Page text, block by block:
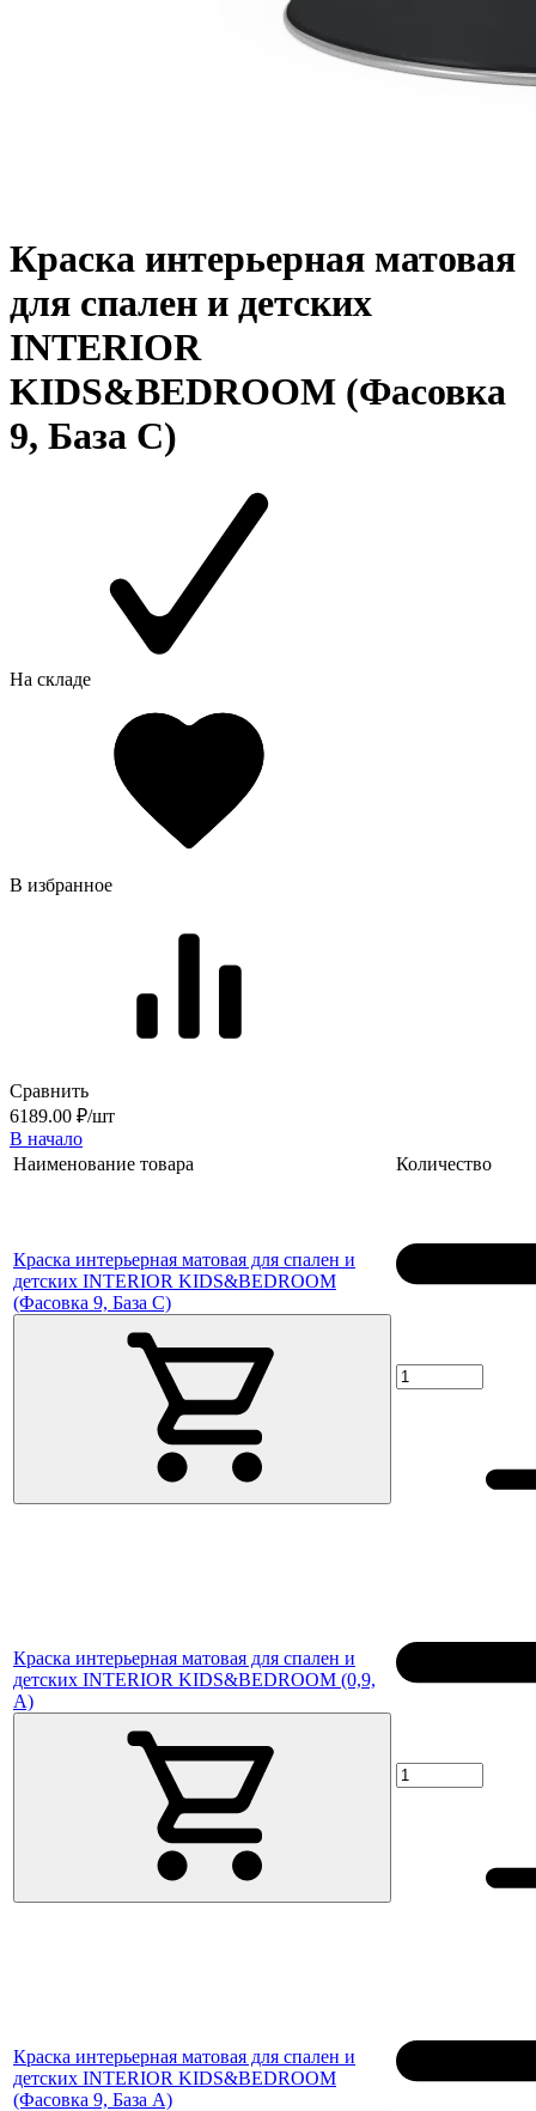
Краска интерьерная матовая
для спален и детских
INTERIOR
KIDS&BEDROOM (Фасовка
9, База C)
На складе
В избранное
Сравнить
6189.00 ₽/шт
В начало
Наименование товара
Количество
Краска интерьерная матовая для спален и
детских INTERIOR KIDS&BEDROOM
(Фасовка 9, База C)
Краска интерьерная матовая для спален и
детских INTERIOR KIDS&BEDROOM (0,9,
A)
Краска интерьерная матовая для спален и
детских INTERIOR KIDS&BEDROOM
(Фасовка 9, База A)